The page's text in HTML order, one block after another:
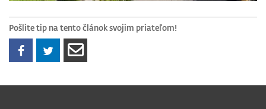
Pošlite tip na tento článok svojim priateľom!